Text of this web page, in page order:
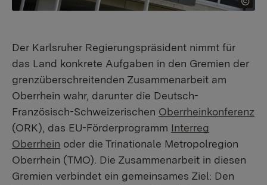
Der Karlsruher Regierungspräsident nimmt für
das Land konkrete Aufgaben in den Gremien der
grenzüberschreitenden Zusammenarbeit am
Oberrhein wahr, darunter die Deutsch-
Französisch-Schweizerischen Oberrheinkonferenz
(ORK), das EU-Förderprogramm Interreg
Oberrhein oder die Trinationale Metropolregion
Oberrhein (TMO). Die Zusammenarbeit in diesen
Gremien verbindet ein gemeinsames Ziel: Den